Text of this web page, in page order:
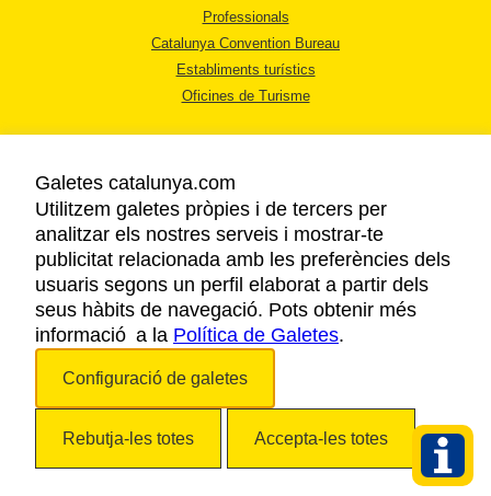
Professionals
Catalunya Convention Bureau
Establiments turístics
Oficines de Turisme
AVÍS LEGAL
POLÍTICA DE PRIVACITAT
COOKIES
ACCESSIBILITAT
Galetes catalunya.com
Utilitzem galetes pròpies i de tercers per
analitzar els nostres serveis i mostrar-te
publicitat relacionada amb les preferències dels
usuaris segons un perfil elaborat a partir dels
seus hàbits de navegació. Pots obtenir més
informació a la Política de Galetes.
Configuració de galetes
Rebutja-les totes Accepta-les totes